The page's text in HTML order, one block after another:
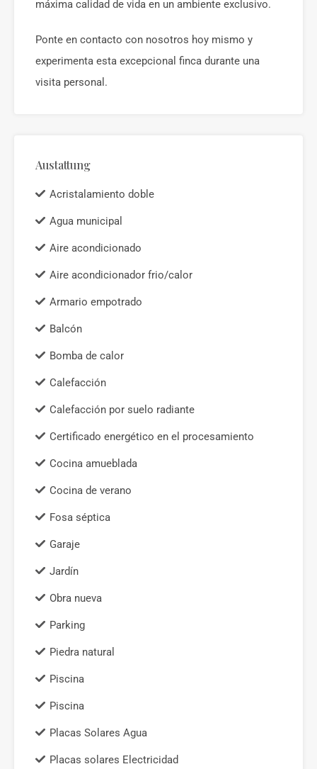
máxima calidad de vida en un ambiente exclusivo.
Ponte en contacto con nosotros hoy mismo y
experimenta esta excepcional finca durante una
visita personal.
Austattung
Acristalamiento doble
Agua municipal
Aire acondicionado
Aire acondicionador frio/calor
Armario empotrado
Balcón
Bomba de calor
Calefacción
Calefacción por suelo radiante
Certificado energético en el procesamiento
Cocina amueblada
Cocina de verano
Fosa séptica
Garaje
Jardín
Obra nueva
Parking
Piedra natural
Piscina
Piscina
Placas Solares Agua
Placas solares Electricidad